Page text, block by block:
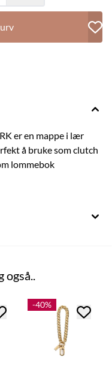
er en mappe i lær
å bruke som clutch
lommebok
-40%